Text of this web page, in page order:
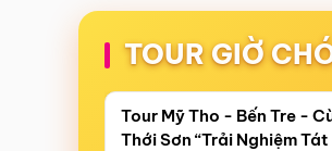
TOUR GIỜ
Còn22:47:48
Điểm
Tour Mỹ Tho - Bến Tre -
Thới Sơn “Trải Nghiệm